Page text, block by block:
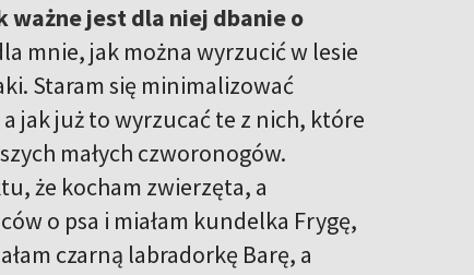
ważne jest dla niej dbanie o
mnie, jak można wyrzucić w lesie
Staram się minimalizować
jak już to wyrzucać te z nich, które
małych czworonogów.
że kocham zwierzęta, a
o psa i miałam kundelka Frygę,
czarną labradorkę Barę, a